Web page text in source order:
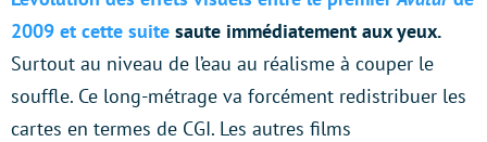
2009 et cette suite saute immédiatement aux yeux.
Surtout au niveau de l’eau au réalisme à couper le
souffle. Ce long-métrage va forcément redistribuer les
cartes en termes de CGI. Les autres films